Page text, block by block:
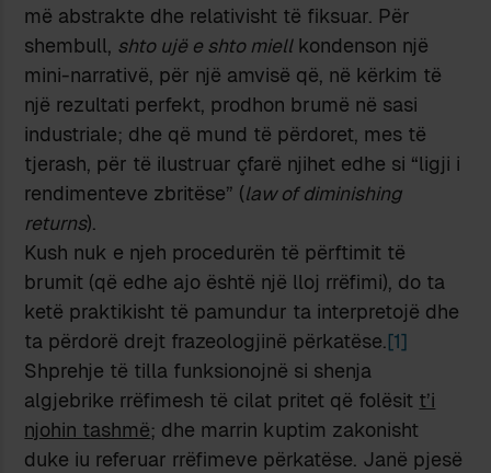
më abstrakte dhe relativisht të fiksuar. Për
shembull, shto ujë e shto miellkondenson një
mini-narrativë, për një amvisë që, në kërkim të
një rezultati perfekt, prodhon brumë në sasi
industriale; dhe që mund të përdoret, mes të
tjerash, për të ilustruar çfarë njihet edhe si “ligji i
rendimenteve zbritëse” (law of diminishing
returns).
Kush nuk e njeh procedurën të përftimit të
brumit (që edhe ajo është një lloj rrëfimi), do ta
ketë praktikisht të pamundur ta interpretojë dhe
ta përdorë drejt frazeologjinë përkatëse.[1]
Shprehje të tilla funksionojnë si shenja
algjebrike rrëfimesh të cilat pritet që folësit t’i
njohin tashmë; dhe marrin kuptim zakonisht
duke iu referuar rrëfimeve përkatëse. Janë pjesë